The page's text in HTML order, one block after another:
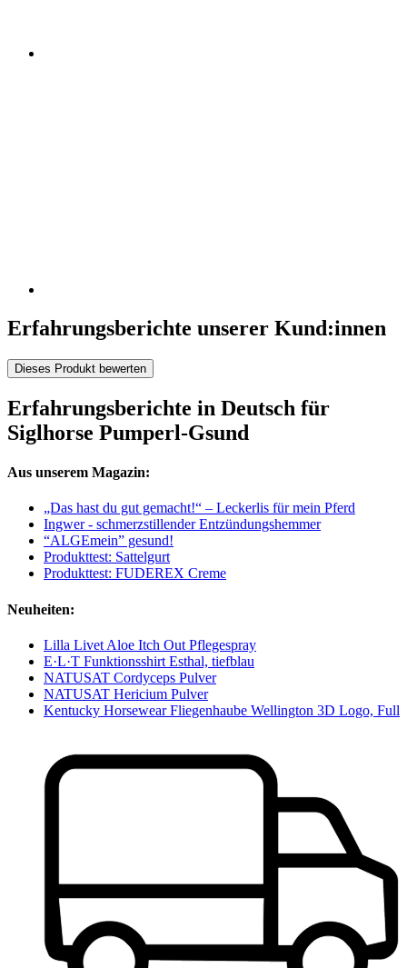
Erfahrungsberichte unserer Kund:innen
Dieses Produkt bewerten
Erfahrungsberichte in Deutsch für
Siglhorse Pumperl-Gsund
Aus unserem Magazin:
„Das hast du gut gemacht!“ – Leckerlis für mein Pferd
Ingwer - schmerzstillender Entzündungshemmer
“ALGEmein” gesund!
Produkttest: Sattelgurt
Produkttest: FUDEREX Creme
Neuheiten:
Lilla Livet Aloe Itch Out Pflegespray
E·L·T Funktionsshirt Esthal, tiefblau
NATUSAT Cordyceps Pulver
NATUSAT Hericium Pulver
Kentucky Horsewear Fliegenhaube Wellington 3D Logo, Full